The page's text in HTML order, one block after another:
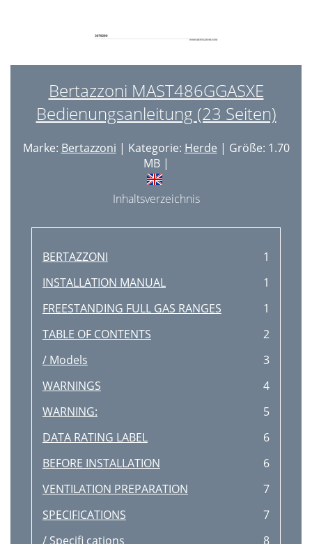
Bertazzoni MAST486GGASXE
Bedienungsanleitung (23 Seiten)
Marke: Bertazzoni | Kategorie: Herde | Größe: 1.70
MB |
Inhaltsverzeichnis
BERTAZZONI
1
INSTALLATION MANUAL
1
FREESTANDING FULL GAS RANGES
1
TABLE OF CONTENTS
2
/ Models
3
WARNINGS
4
WARNING:
5
DATA RATING LABEL
6
BEFORE INSTALLATION
6
VENTILATION PREPARATION
7
SPECIFICATIONS
7
/ Speciﬁ cations
8